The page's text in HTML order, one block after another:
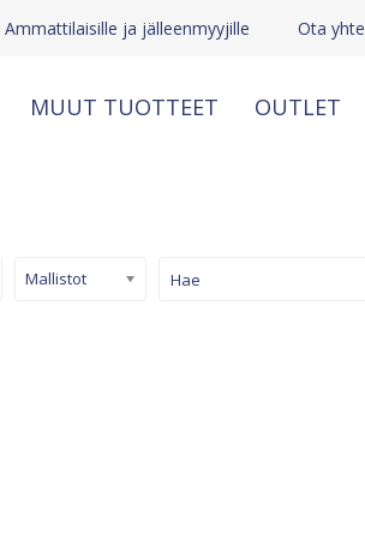
Ammattilaisille ja jälleenmyyjille Ota
MUUT TUOTTEET OUTLET
Mallistot